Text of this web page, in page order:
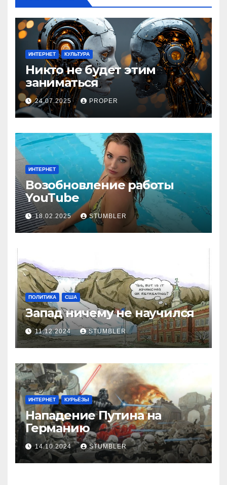
ИНТЕРНЕТ КУЛЬТУРА
Никто не будет этим
заниматься
24.07.2025 PROPER
ИНТЕРНЕТ
Возобновление работы
YouТube
18.02.2025 STUMBLER
ПОЛИТИКА США
Запад ничему не научился
11.12.2024 STUMBLER
ИНТЕРНЕТ КУРЬЁЗЫ
Нападение Путина на
Германию
14.10.2024 STUMBLER